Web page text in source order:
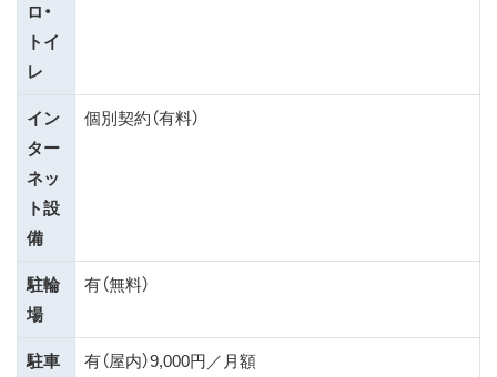
ロ・
トイ
レ
イン
ター
ネッ
ト設
備
個別契約（有料）
駐輪
場
有（無料）
駐車
有（屋内）9,000円／月額